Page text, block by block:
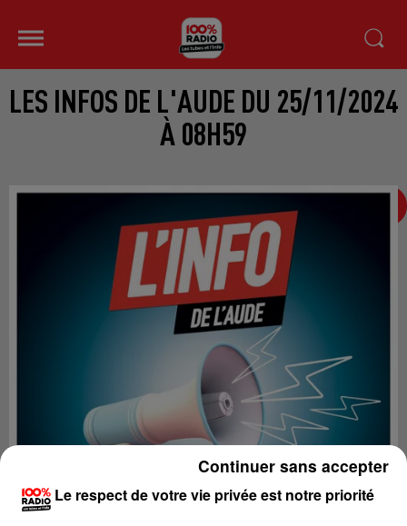
LES INFOS DE L'AUDE DU 25/11/2024
À 08H59
Le respect de votre vie privée est notre priorité
Continuer sans accepter